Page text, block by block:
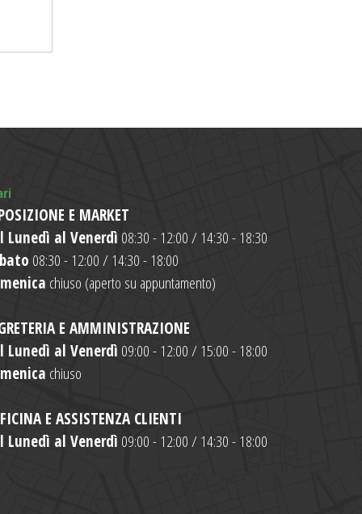
E MARKET
Lunedì al Venerdì 08:30 - 12:00 / 14:30 - 18:30
08:30 - 12:00 / 14:30 - 18:00
chiuso (aperto su appuntamento)
E AMMINISTRAZIONE
Lunedì al Venerdì 09:00 - 12:00 / 15:00 - 18:00
chiuso
E ASSISTENZA CLIENTI
Lunedì al Venerdì 09:00 - 12:00 / 14:30 - 18:00